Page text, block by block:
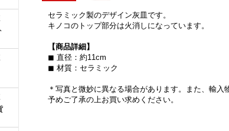
セラミック製のデザイン灰皿です。
キノコのトップ部分は火消しになっています。
【商品詳細】
◼︎ 直径：約11cm
◼︎ 材質：セラミック
＊写真と微妙に異なる場合があります。また、輸入
予めご了承の上お買い求めください。